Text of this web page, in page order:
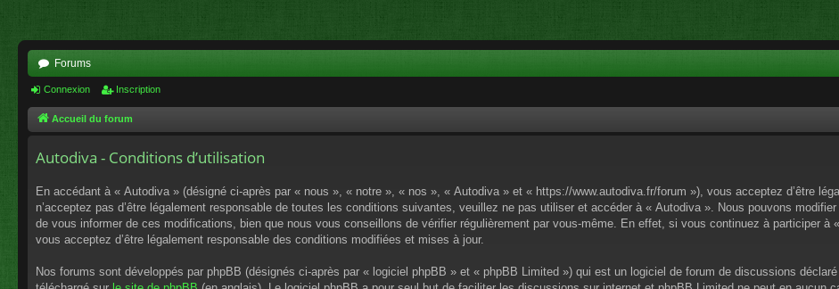
Forums
Connexion Inscription
Accueil du forum
Autodiva - Conditions d’utilisation
En accédant à « Autodiva » (désigné ci-après par « nous », « notre », « nos », « Autodiva » et « https://www.autodiva.fr/forum »), vous acceptez d’être
n’acceptez pas d’être légalement responsable de toutes les conditions suivantes, veuillez ne pas utiliser et accéder à « Autodiva ». Nous pouvons
de vous informer de ces modifications, bien que nous vous conseillons de vérifier régulièrement par vous-même. En effet, si vous continuez à participer à
vous acceptez d’être légalement responsable des conditions modifiées et mises à jour.
Nos forums sont développés par phpBB (désignés ci-après par « logiciel phpBB » et « phpBB Limited ») qui est un logiciel de forum de discussions